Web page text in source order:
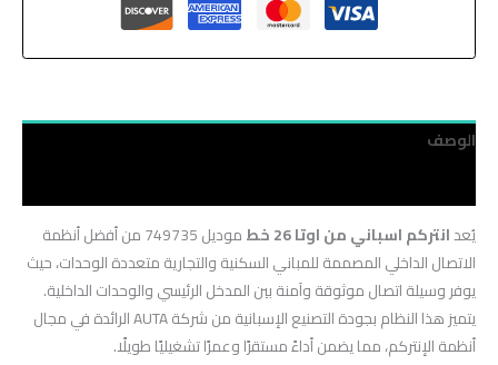
الوصف
يُعدانتركم اسباني من اوتا 26 خط
موديل 749735 من أفضل أنظمة
الاتصال الداخلي المصممة للمباني السكنية والتجارية متعددة الوحدات، حيث
يوفر وسيلة اتصال موثوقة وآمنة بين المدخل الرئيسي والوحدات الداخلية.
يتميز هذا النظام بجودة التصنيع الإسبانية من شركة AUTA الرائدة في مجال
أنظمة الإنتركم، مما يضمن أداءً مستقرًا وعمرًا تشغيليًا طويلًا.